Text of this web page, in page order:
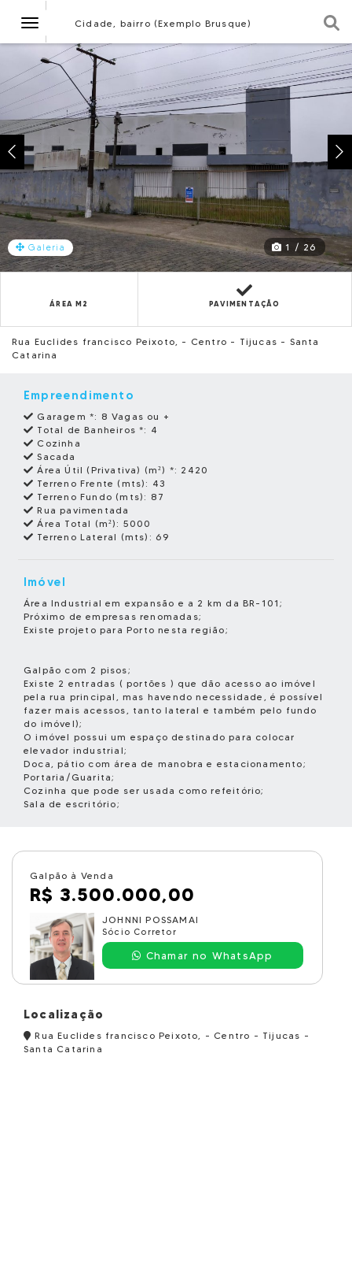
NavegaçãoCidade, bairro (Exemplo Brusque)
Galeria 1 / 26
ÁREA M2 PAVIMENTAÇÃO
Rua Euclides francisco Peixoto, - Centro - Tijucas - Santa
Catarina
Empreendimento
Garagem *: 8 Vagas ou +
Total de Banheiros *: 4
Cozinha
Sacada
Área Útil (Privativa) (m²) *: 2420
Terreno Frente (mts): 43
Terreno Fundo (mts): 87
Rua pavimentada
Área Total (m²): 5000
Terreno Lateral (mts):69
Imóvel
Área Industrial em expansão e a 2 km da BR-101;
Próximo de empresas renomadas;
Existe projeto para Porto nesta região;
Galpão com 2 pisos;
Existe 2 entradas ( portões ) que dão acesso ao imóvel
pela rua principal, mas havendo necessidade, é possível
fazer mais acessos, tanto lateral e também pelo fundo
do imóvel);
O imóvel possui um espaço destinado para colocar
elevador industrial;
Doca, pátio com área de manobra e estacionamento;
Portaria/Guarita;
Cozinha que pode ser usada como refeitório;
Sala de escritório;
Galpão à Venda
R$ 3.500.000,00
JOHNNI POSSAMAI
Sócio Corretor
Chamar no WhatsApp
Localização
Rua Euclides francisco Peixoto, - Centro - Tijucas -
Santa Catarina